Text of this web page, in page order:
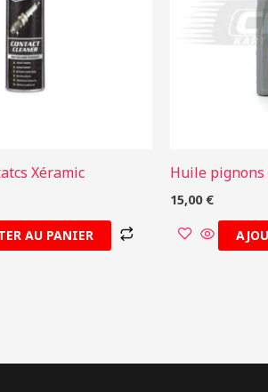
Xéramic
AU PANIER
Huile pignons
15,00 €